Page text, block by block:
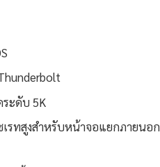
ระดับ 5K
เรทสูงสำหรับหน้าจอแยกภายนอก